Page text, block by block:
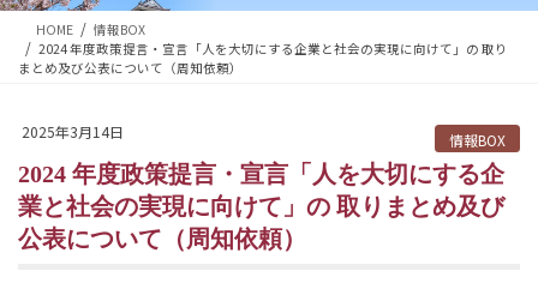
ス
ン
HOME
情報BOX
2024 年度政策提言・宣言「人を大切にする企業と社会の実現に向けて」の 取り
まとめ及び公表について（周知依頼）
2025年3月14日 情報BOX
2024 年度政策提言・宣言「人を大切にする企
業と社会の実現に向けて」の 取りまとめ及び
公表について（周知依頼）